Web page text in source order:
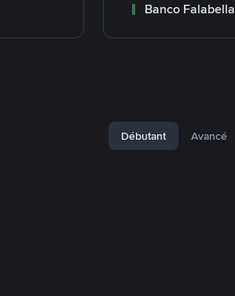
Banco Falabella
Débutant Avancé